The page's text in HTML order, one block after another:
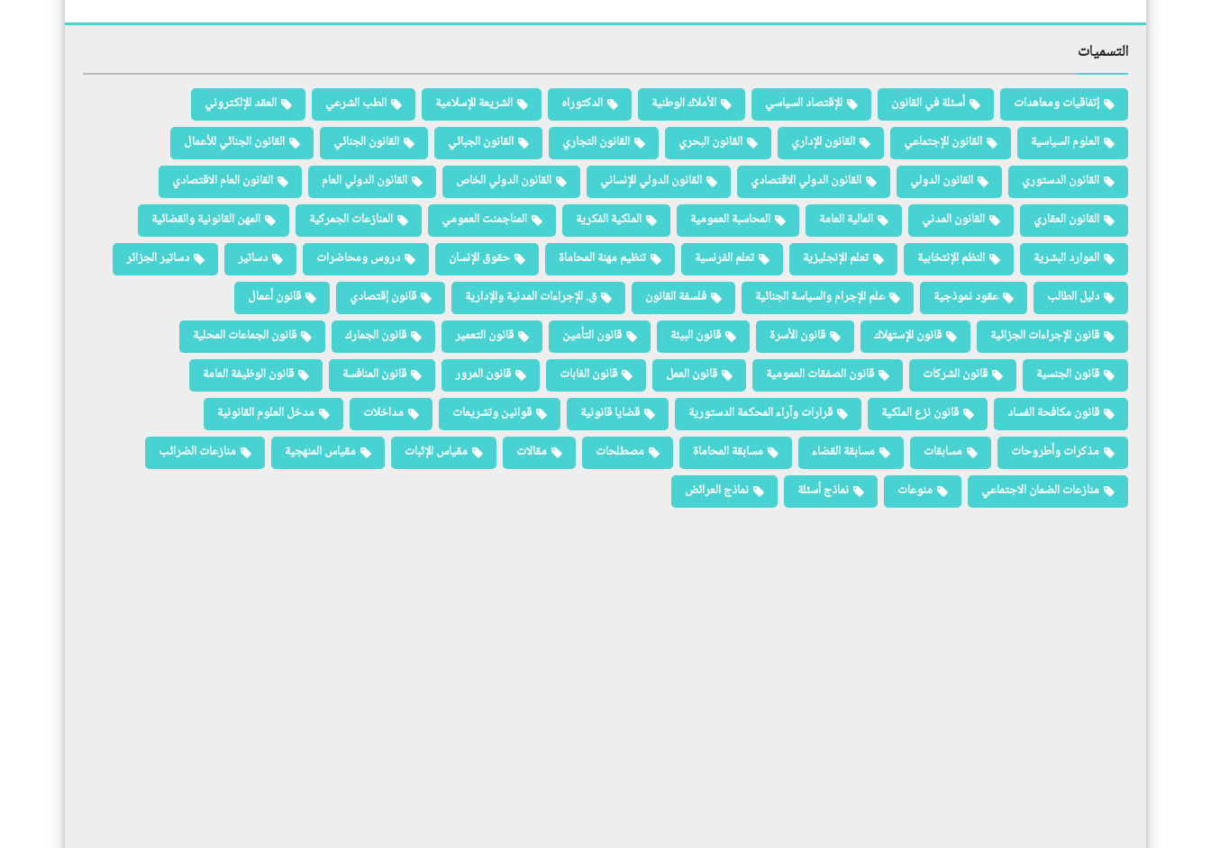
التسميات
إتفاقيات ومعاهدات أسئلة في القانون الإقتصاد السياسي الأملاك الوطنية الدكتوراه الشريعة الإسلامية الطب الشرعي
العقد الإلكتروني
العلوم السياسية
القانون الإجتماعي القانون الإداري القانون البحري القانون التجاري القانون الجبائي القانون الجنائي
القانون الجنائي للأعمال
القانون الدستوري
القانون الدولي القانون الدولي الاقتصادي القانون الدولي الإنساني القانون الدولي الخاص القانون الدولي العام
القانون العام الاقتصادي
القانون العقاري
القانون المدني المالية العامة المحاسبة العمومية الملكية الفكرية المناجمنت العمومي المنازعات الجمركية
المهن القانونية والقضائية
الموارد البشرية
النظم الإنتخابية تعلم الإنجليزية تعلم الفرنسية تنظيم مهنة المحاماة حقوق الإنسان دروس ومحاضرات دساتير
دساتير الجزائر
دليل الطالب
عقود نموذجية علم الإجرام والسياسة الجنائية فلسفة القانون ق. الإجراءات المدنية والإدارية قانون إقتصادي
قانون أعمال
قانون الإجراءات الجزائية
قانون الإستهلاك قانون الأسرة قانون البيئة قانون التأمين قانون التعمير قانون الجمارك
قانون الجماعات المحلية
قانون الجنسية
قانون الشركات قانون الصفقات العمومية قانون العمل قانون الغابات قانون المرور قانون المنافسة
قانون الوظيفة العامة
قانون مكافحة الفساد
قانون نزع الملكية قرارات وآراء المحكمة الدستورية قضايا قانونية قوانين وتشريعات مداخلات
مدخل العلوم القانونية
مذكرات وأطروحات
مسابقات مسابقة القضاء مسابقة المحاماة مصطلحات مقالات مقياس الإثبات مقياس المنهجية
منازعات الضرائب
منازعات الضمان الاجتماعي
منوعات نماذج أسئلة نماذج العرائض